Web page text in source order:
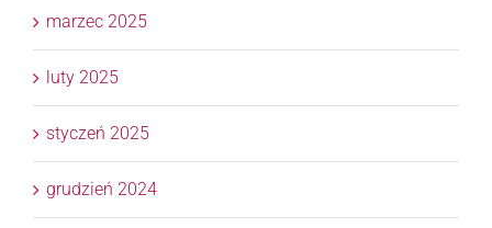
marzec 2025
luty 2025
styczeń 2025
grudzień 2024